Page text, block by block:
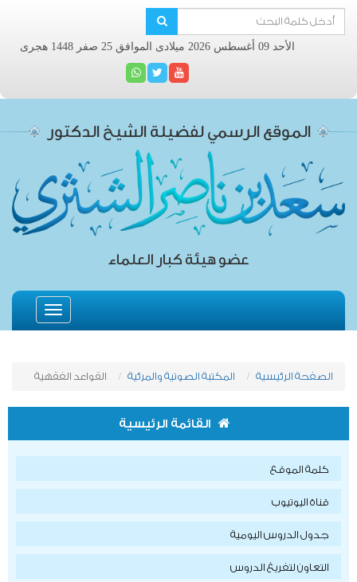
الأحد 09 أغسطس 2026 ميلادى الموافق 25 صفر 1448 هجرى
الموقع الرسمي لفضيلة الشيخ الدكتور
عضو هيئة كبار العلماء
Toggle
navigation
الصفحة الرئيسية المكتبة الصوتية والمرئية القواعد الفقهية
القائمة الرئيسية
كلمة الموقع
قناة اليوتيوب
جدول الدروس اليومية
التعاون لتفريغ الدروس